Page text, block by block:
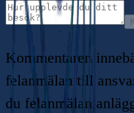
Kommentaren
felanmälan till
du felanmälan